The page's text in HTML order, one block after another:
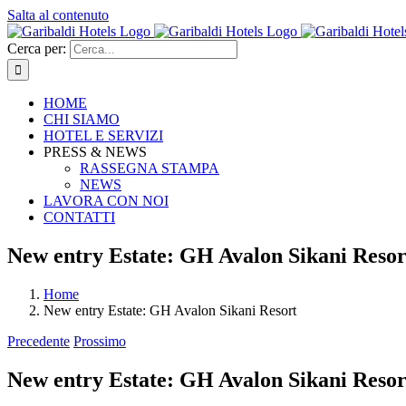
Salta al contenuto
Cerca per:
HOME
CHI SIAMO
HOTEL E SERVIZI
PRESS & NEWS
RASSEGNA STAMPA
NEWS
LAVORA CON NOI
CONTATTI
New entry Estate: GH Avalon Sikani
Home
New entry Estate: GH Avalon Sikani Resort
Precedente Prossimo
New entry Estate: GH Avalon Sikani